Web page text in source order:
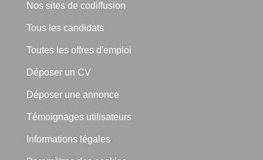
Nos sites de codiffusion
Tous les candidats
Toutes les offres d'emploi
Déposer un CV
Déposer une annonce
Témoignages utilisateurs
Informations légales